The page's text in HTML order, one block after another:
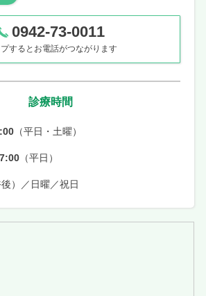
0942-73-0011
するとお電話がつながります
診療時間
（平日・土曜）
（平日）
）／日曜／祝日